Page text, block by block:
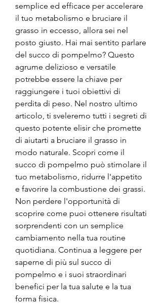
semplice ed efficace per accelerare
il tuo metabolismo e bruciare il
grasso in eccesso, allora sei nel
posto giusto. Hai mai sentito parlare
del succo di pompelmo? Questo
agrume delizioso e versatile
potrebbe essere la chiave per
raggiungere i tuoi obiettivi di
perdita di peso. Nel nostro ultimo
articolo, ti sveleremo tutti i segreti di
questo potente elisir che promette
di aiutarti a bruciare il grasso in
modo naturale. Scopri come il
succo di pompelmo può stimolare il
tuo metabolismo, ridurre l'appetito
e favorire la combustione dei grassi.
Non perdere l'opportunità di
scoprire come puoi ottenere risultati
sorprendenti con un semplice
cambiamento nella tua routine
quotidiana. Continua a leggere per
saperne di più sul succo di
pompelmo e i suoi straordinari
benefici per la tua salute e la tua
forma fisica.